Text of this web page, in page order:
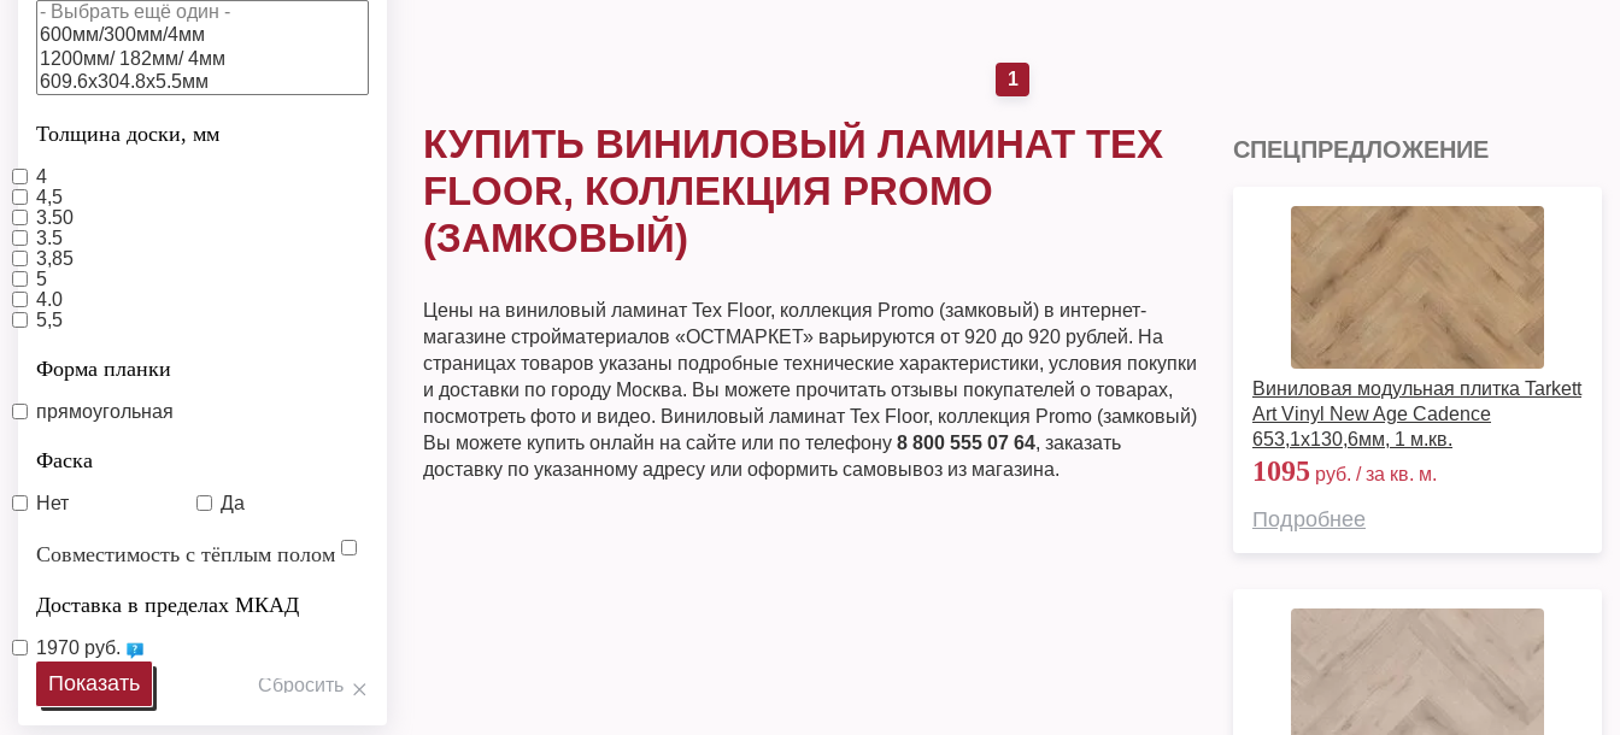
Толщина доски, мм
4
4,5
3.50
3.5
3,85
5
4.0
5,5
Форма планки
прямоугольная
Фаска
Нет Да
Совместимость с тёплым полом
Доставка в пределах МКАД
1970 руб.
1
КУПИТЬ ВИНИЛОВЫЙ ЛАМИНАТ TEX
FLOOR, КОЛЛЕКЦИЯ PROMO
(ЗАМКОВЫЙ)
Цены на виниловый ламинат Tex Floor, коллекция Promo (замковый) в интернет-
магазине стройматериалов «ОСТМАРКЕТ» варьируются от 920 до 920 рублей. На
страницах товаров указаны подробные технические характеристики, условия покупки
и доставки по городу Москва. Вы можете прочитать отзывы покупателей о товарах,
посмотреть фото и видео. Виниловый ламинат Tex Floor, коллекция Promo (замковый)
Вы можете купить онлайн на сайте или по телефону 8 800 555 07 64, заказать
доставку по указанному адресу или оформить самовывоз из магазина.
СПЕЦПРЕДЛОЖЕНИЕ
Виниловая модульная плитка Tarkett
Art Vinyl New Age Cadence
653,1х130,6мм, 1 м.кв.
1095 руб. / за кв. м.
Подробнее